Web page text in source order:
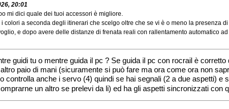
20:01
mi dici quale dei tuoi accessori è migliore.
colori a seconda degli itinerari che scelgo oltre che se vi è o meno la presenza
e dopo avere delle distanze di frenata reali con rallentamento automatico
guidi tu o mentre guida il pc ? Se guida il pc con rocrail è
paio di mani (sicuramente si può fare ma ora come ora non
controlla anche i servo (4) quindi se hai segnali (2 a due aspetti)
un altro se prelevi da li) ed ha gli aspetti sincronizzati